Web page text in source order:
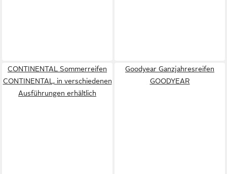
CONTINENTAL Sommerreifen
CONTINENTAL, in verschiedenen
Ausführungen erhältlich
Goodyear Ganzjahresreifen
GOODYEAR